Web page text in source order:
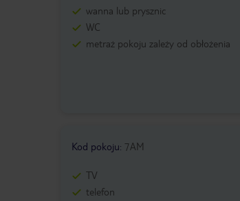
wanna lub prysznic
WC
metraż pokoju zależy od obłożenia
Kod pokoju: 7AM
TV
telefon